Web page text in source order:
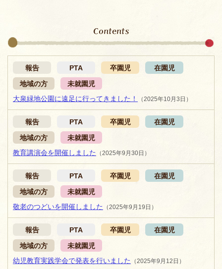
Contents
報告 PTA 卒園児
在園児
地域の方
未就園児
大泉緑地公園に遠足に行ってきました！
（2025年10月3日）
報告 PTA 卒園児
在園児
地域の方
未就園児
教育講演会を開催しました （2025年9月30日）
報告 PTA 卒園児
在園児
地域の方
未就園児
敬老のつどいを開催しました （2025年9月19日）
報告 PTA 卒園児
在園児
地域の方
未就園児
幼児教育実践学会で発表を行いました （2025年9月12日）